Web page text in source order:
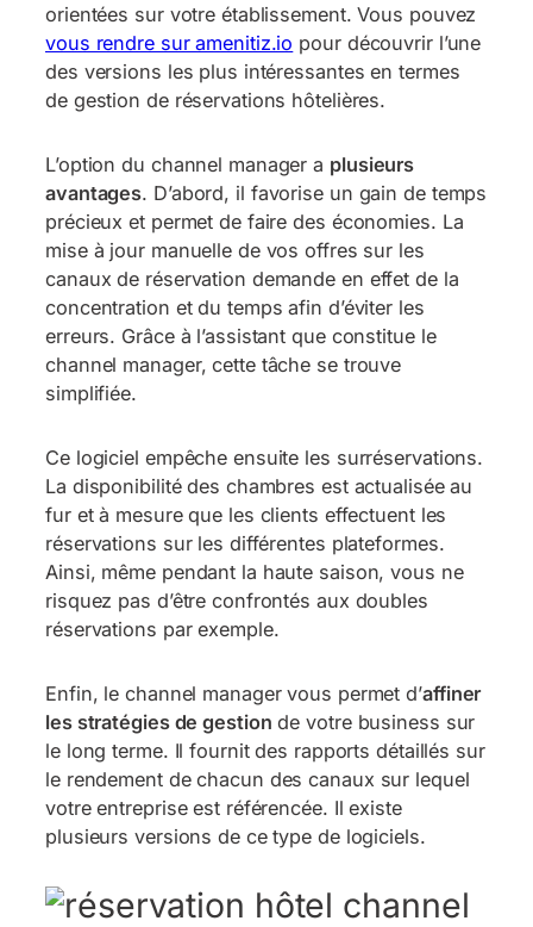
orientées sur votre établissement. Vous pouvez
vous rendre sur amenitiz.io pour découvrir l’une
des versions les plus intéressantes en termes
de gestion de réservations hôtelières.
L’option du channel manager a plusieurs
avantages. D’abord, il favorise un gain de temps
précieux et permet de faire des économies. La
mise à jour manuelle de vos offres sur les
canaux de réservation demande en effet de la
concentration et du temps afin d’éviter les
erreurs. Grâce à l’assistant que constitue le
channel manager, cette tâche se trouve
simplifiée.
Ce logiciel empêche ensuite les surréservations.
La disponibilité des chambres est actualisée au
fur et à mesure que les clients effectuent les
réservations sur les différentes plateformes.
Ainsi, même pendant la haute saison, vous ne
risquez pas d’être confrontés aux doubles
réservations par exemple.
Enfin, le channel manager vous permet d’affiner
les stratégies de gestion de votre business sur
le long terme. Il fournit des rapports détaillés sur
le rendement de chacun des canaux sur lequel
votre entreprise est référencée. Il existe
plusieurs versions de ce type de logiciels.